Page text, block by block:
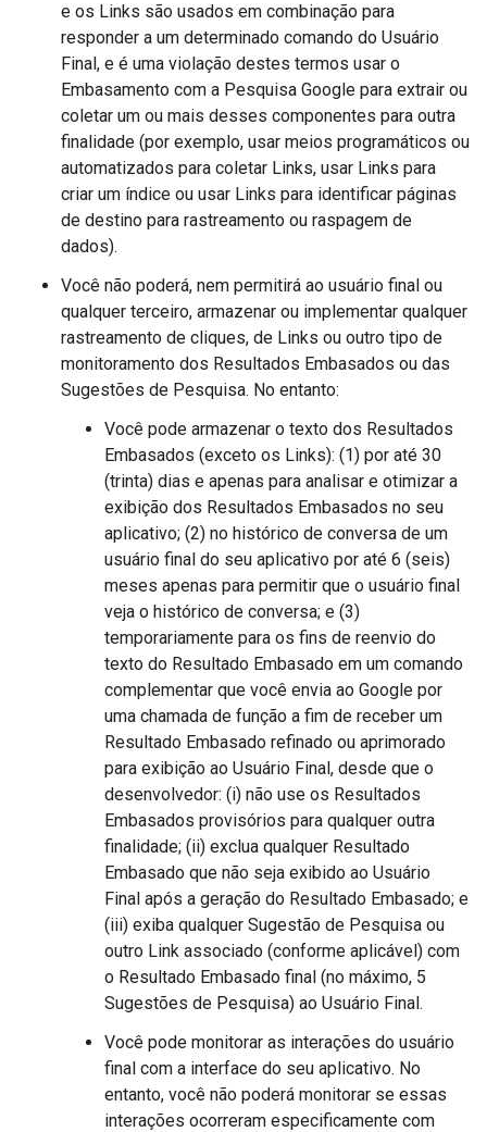
e os Links são usados em combinação para
responder a um determinado comando do Usuário
Final, e é uma violação destes termos usar o
Embasamento com a Pesquisa Google para extrair ou
coletar um ou mais desses componentes para outra
finalidade (por exemplo, usar meios programáticos ou
automatizados para coletar Links, usar Links para
criar um índice ou usar Links para identificar páginas
de destino para rastreamento ou raspagem de
dados).
Você não poderá, nem permitirá ao usuário final ou
qualquer terceiro, armazenar ou implementar qualquer
rastreamento de cliques, de Links ou outro tipo de
monitoramento dos Resultados Embasados ou das
Sugestões de Pesquisa. No entanto:
Você pode armazenar o texto dos Resultados
Embasados (exceto os Links): (1) por até 30
(trinta) dias e apenas para analisar e otimizar a
exibição dos Resultados Embasados no seu
aplicativo; (2) no histórico de conversa de um
usuário final do seu aplicativo por até 6 (seis)
meses apenas para permitir que o usuário final
veja o histórico de conversa; e (3)
temporariamente para os fins de reenvio do
texto do Resultado Embasado em um comando
complementar que você envia ao Google por
uma chamada de função a fim de receber um
Resultado Embasado refinado ou aprimorado
para exibição ao Usuário Final, desde que o
desenvolvedor: (i) não use os Resultados
Embasados provisórios para qualquer outra
finalidade; (ii) exclua qualquer Resultado
Embasado que não seja exibido ao Usuário
Final após a geração do Resultado Embasado; e
(iii) exiba qualquer Sugestão de Pesquisa ou
outro Link associado (conforme aplicável) com
o Resultado Embasado final (no máximo, 5
Sugestões de Pesquisa) ao Usuário Final.
Você pode monitorar as interações do usuário
final com a interface do seu aplicativo. No
entanto, você não poderá monitorar se essas
interações ocorreram especificamente com